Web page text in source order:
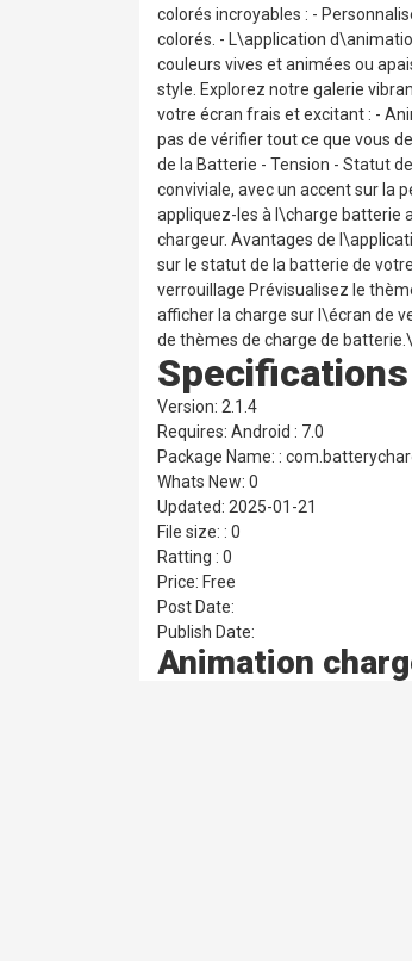
colorés incroyables : -
colorés. - L\application
couleurs vives et animées ou
style. Explorez notre galerie
votre écran frais et excitant : -
pas de vérifier tout ce que vous
de la Batterie - Tension - Statut
conviviale, avec un accent sur la
appliquez-les à l\charge batterie
chargeur. Avantages de
sur le statut de la batterie de
verrouillage Prévisualisez le
afficher la charge sur l\écran de
de thèmes de charge de batterie.\
Specifications
Version: 2.1.4
Requires: Android : 7.0
Package Name: :
Whats New: 0
Updated: 2025-01-21
File size: : 0
Ratting : 0
Price: Free
Post Date:
Publish Date:
Animation